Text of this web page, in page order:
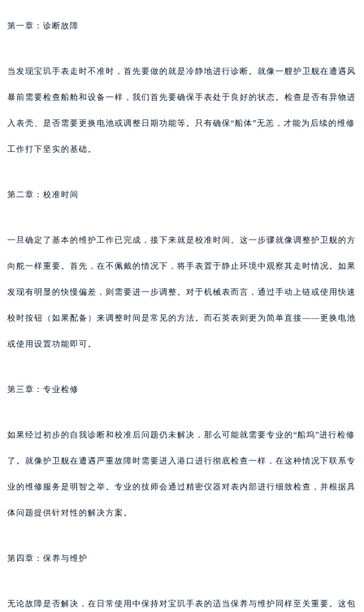
第一章：诊断故障
当发现宝玑手表走时不准时，首先要做的就是冷静地进行诊断。就像一艘护卫舰在遭遇风
暴前需要检查船舱和设备一样，我们首先要确保手表处于良好的状态。检查是否有异物进
入表壳、是否需要更换电池或调整日期功能等。只有确保“船体”无恙，才能为后续的维修
工作打下坚实的基础。
第二章：校准时间
一旦确定了基本的维护工作已完成，接下来就是校准时间。这一步骤就像调整护卫舰的方
向舵一样重要。首先，在不佩戴的情况下，将手表置于静止环境中观察其走时情况。如果
发现有明显的快慢偏差，则需要进一步调整。对于机械表而言，通过手动上链或使用快速
校时按钮（如果配备）来调整时间是常见的方法。而石英表则更为简单直接——更换电池
或使用设置功能即可。
第三章：专业检修
如果经过初步的自我诊断和校准后问题仍未解决，那么可能就需要专业的“船坞”进行检修
了。就像护卫舰在遭遇严重故障时需要进入港口进行彻底检查一样，在这种情况下联系专
业的维修服务是明智之举。专业的技师会通过精密仪器对表内部进行细致检查，并根据具
体问题提供针对性的解决方案。
第四章：保养与维护
无论故障是否解决，在日常使用中保持对宝玑手表的适当保养与维护同样至关重要。这包